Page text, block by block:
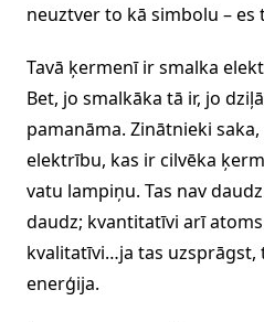
neuztver to kā simbolu –
Tavā ķermenī ir smalka
Bet, jo smalkāka tā ir, jo
pamanāma. Zinātnieki
elektrību, kas ir cilvēka
vatu lampiņu. Tas nav
daudz; kvantitatīvi arī
kvalitatīvi…ja tas uzsprāgst,
enerģija.